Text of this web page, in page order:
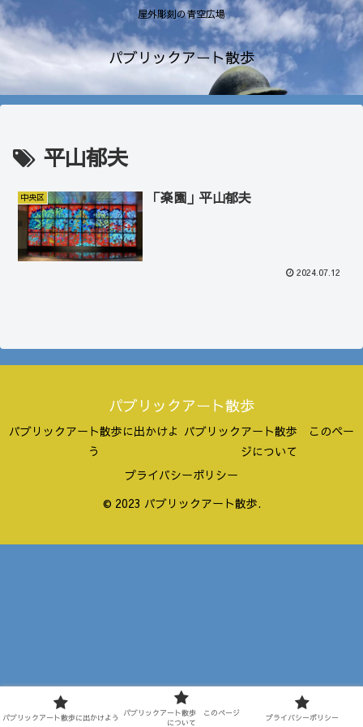
屋外彫刻の青空広場
パブリックアート散歩
平山郁夫
中央区 「楽園」平山郁夫
2024.07.12
パブリックアート散歩
パブリックアート散歩に出かけよ
う
パブリックアート散歩 このペー
ジについて
プライバシーポリシー
© 2023 パブリックアート散歩.
パブリックアート散歩に出かけよう
パブリックアート散歩 このページ
について
プライバシーポリシー